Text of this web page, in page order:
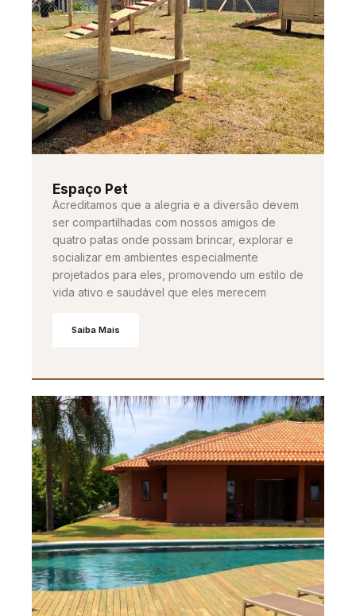
Espaço Pet
Acreditamos que a alegria e a diversão devem
ser compartilhadas com nossos amigos de
quatro patas onde possam brincar, explorar e
socializar em ambientes especialmente
projetados para eles, promovendo um estilo de
vida ativo e saudável que eles merecem
Saiba Mais